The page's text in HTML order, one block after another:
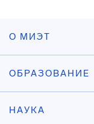
О МИЭТ
ОБРАЗОВАНИЕ
НАУКА